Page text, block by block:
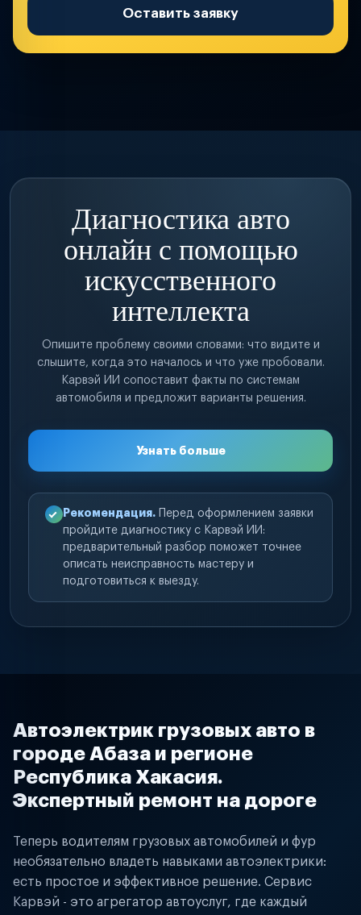
Оставить заявку
Диагностика авто
онлайн с помощью
искусственного
интеллекта
Опишите проблему своими словами: что видите и
слышите, когда это началось и что уже пробовали.
Карвэй ИИ сопоставит факты по системам
автомобиля и предложит варианты решения.
Узнать больше
Рекомендация. Перед оформлением заявки
пройдите диагностику с Карвэй ИИ:
предварительный разбор поможет точнее
описать неисправность мастеру и
подготовиться к выезду.
Автоэлектрик грузовых авто в
городе Абаза и регионе
Республика Хакасия.
Экспертный ремонт на дороге
Теперь водителям грузовых автомобилей и фур
необязательно владеть навыками автоэлектрики:
есть простое и эффективное решение. Сервис
Карвэй - это агрегатор автоуслуг, где каждый